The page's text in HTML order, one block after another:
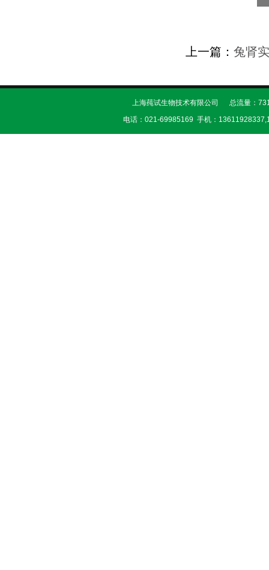
上一篇： 兔肾
上海莼试生物技术有限公司 总流量：
电话：021-69985169 手机：